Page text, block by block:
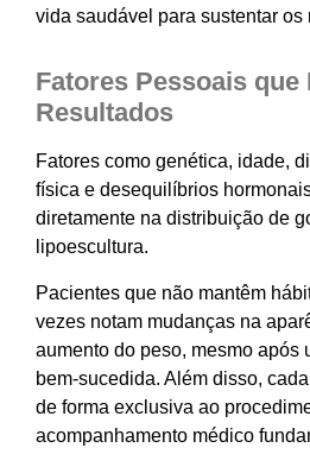
vida saudável para sustentar os
Fatores Pessoais
Resultados
Fatores como genética, idade,
física e desequilíbrios
diretamente na distribuição de
lipoescultura.
Pacientes que não mantêm
vezes notam mudanças na
aumento do peso, mesmo após
bem-sucedida. Além disso,
de forma exclusiva ao
acompanhamento médico